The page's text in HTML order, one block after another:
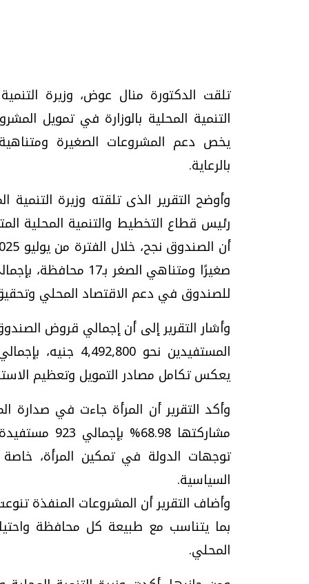
تلقت الدكتورة منال عوض، وزيرة
التنمية المحلية بالوزارة في تمويل
يخص دعم المشروعات الصغيرة ومتناهية
بالرعاية.
وأوضح التقرير الذى تلقته وزيرة
رئيس قطاع التخطيط والتنمية المحلية
للصندوق في دعم الاقتصاد المحلي وتحقيق
يعكس تكامل مصادر التمويل وتعظيم
وأكد التقرير أن المرأة جاءت في
توجهات الدولة في تمكين المرأة، خاصة
السياسية.
وأضاف التقرير أن المشروعات المنفذة
بما يتناسب مع طبيعة كل محافظة
المحلي.
وتحديات هائلة
الخميس، 30 يوليو 2026 01:09 م
موجات الطقس الساخنة.. لماذا تحدث وكيف